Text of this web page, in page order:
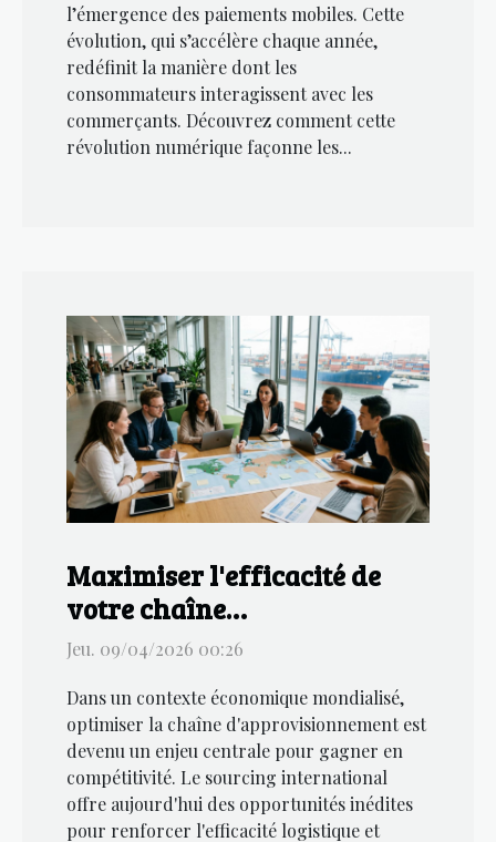
l’émergence des paiements mobiles. Cette
évolution, qui s’accélère chaque année,
redéfinit la manière dont les
consommateurs interagissent avec les
commerçants. Découvrez comment cette
révolution numérique façonne les...
Maximiser l'efficacité de
votre chaîne
d'approvisionnement grâce
Jeu. 09/04/2026 00:26
Dans un contexte économique mondialisé,
optimiser la chaîne d'approvisionnement est
devenu un enjeu centrale pour gagner en
compétitivité. Le sourcing international
offre aujourd'hui des opportunités inédites
pour renforcer l'efficacité logistique et